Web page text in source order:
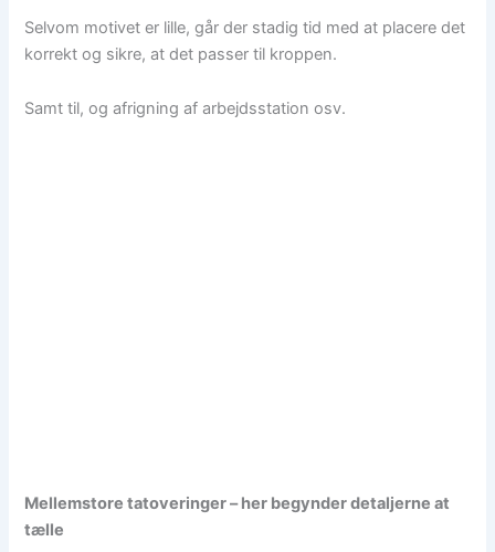
Selvom motivet er lille, går der stadig tid med at placere det
korrekt og sikre, at det passer til kroppen.
Samt til, og afrigning af arbejdsstation osv.
Mellemstore tatoveringer – her begynder detaljerne at
tælle